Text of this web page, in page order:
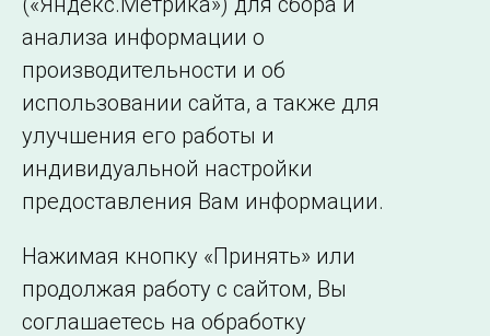
Подписаться на новости
©2005–2026 АО «СО ЕЭС»
Филиалы и
представительства
Сведения об
образовательной
организации
анализа информации о
производительности и об
использовании сайта, а также для
улучшения его работы и
индивидуальной настройки
предоставления Вам информации.
Нажимая кнопку «Принять» или
продолжая работу с сайтом, Вы
соглашаетесь на обработку